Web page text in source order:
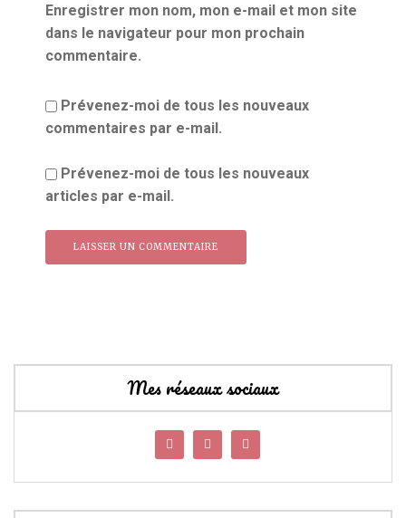
Enregistrer mon nom, mon e-mail et mon site
dans le navigateur pour mon prochain
commentaire.
Prévenez-moi de tous les nouveaux
commentaires par e-mail.
Prévenez-moi de tous les nouveaux
articles par e-mail.
Mes réseaux sociaux